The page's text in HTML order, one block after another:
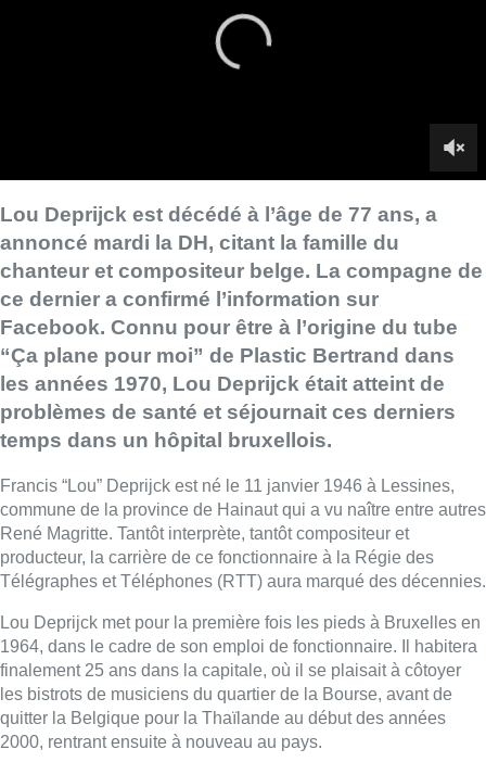
Facebook. Connu pour être à l’origine du tube
“Ça plane pour moi” de Plastic Bertrand dans
problèmes de santé et séjournait ces derniers
commune de la province de Hainaut qui a vu naître entre autres
René Magritte. Tantôt interprète, tantôt compositeur et
producteur, la carrière de ce fonctionnaire à la Régie des
Télégraphes et Téléphones (RTT) aura marqué des décennies.
Lou Deprijck met pour la première fois les pieds à Bruxelles en
1964, dans le cadre de son emploi de fonctionnaire. Il habitera
finalement 25 ans dans la capitale, où il se plaisait à côtoyer
les bistrots de musiciens du quartier de la Bourse, avant de
quitter la Belgique pour la Thaïlande au début des années
2000, rentrant ensuite à nouveau au pays.
Un tube planétaire
Dans les années 70 apparaît le trio Two man sound, qu’il forme
avec Sylvain Van Holmen et Yvan Lacomblez. On doit au
groupe notamment les succès “Disco samba” et “Charlie
Brown”. En 1978, il lance Lou and the Hollywood Bananas
(“Kingston Kingston”), avec deux danseuses choristes.
Cet amateur de balle pelote produit avant cela le tube
planétaire “Ça plane pour moi” en 1977. Un temps fort de sa
carrière, qui créera plus tard la polémique quant à son
interprète, amenant l’affaire jusque devant la justice. C’est ainsi